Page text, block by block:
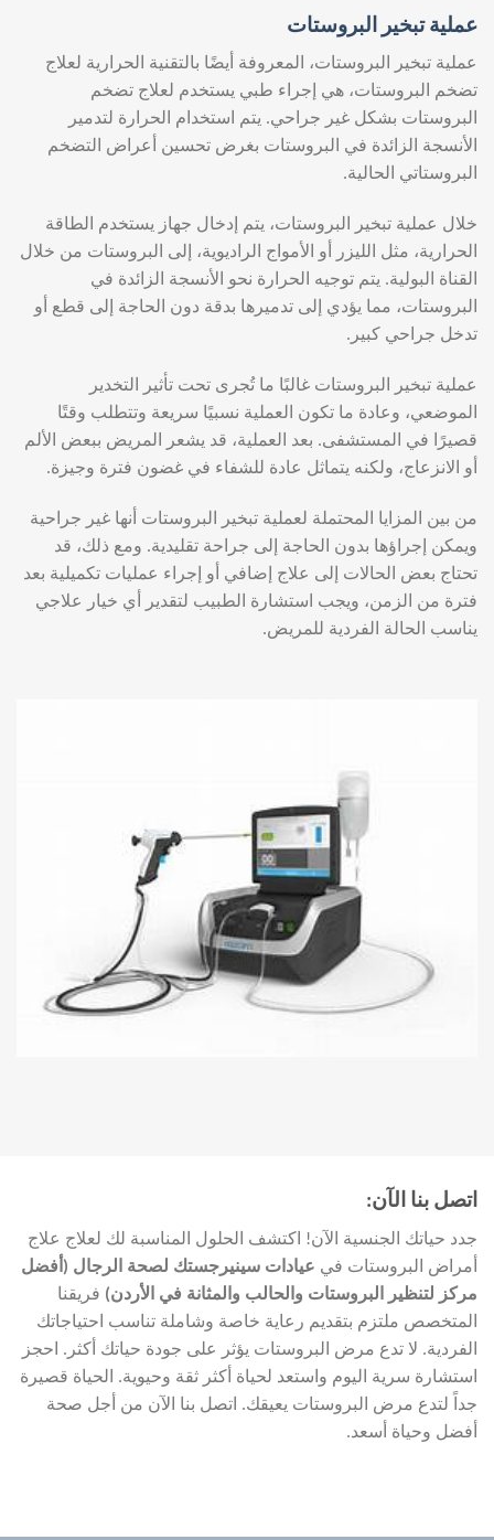
عملية تبخير البروستات
عملية تبخير البروستات، المعروفة أيضًا بالتقنية الحرارية لعلاج
تضخم البروستات، هي إجراء طبي يستخدم لعلاج تضخم
البروستات بشكل غير جراحي. يتم استخدام الحرارة لتدمير
الأنسجة الزائدة في البروستات بغرض تحسين أعراض التضخم
البروستاتي الحالية.
خلال عملية تبخير البروستات، يتم إدخال جهاز يستخدم الطاقة
الحرارية، مثل الليزر أو الأمواج الراديوية، إلى البروستات من خلال
القناة البولية. يتم توجيه الحرارة نحو الأنسجة الزائدة في
البروستات، مما يؤدي إلى تدميرها بدقة دون الحاجة إلى قطع أو
تدخل جراحي كبير.
عملية تبخير البروستات غالبًا ما تُجرى تحت تأثير التخدير
الموضعي، وعادة ما تكون العملية نسبيًا سريعة وتتطلب وقتًا
قصيرًا في المستشفى. بعد العملية، قد يشعر المريض ببعض الألم
أو الانزعاج، ولكنه يتماثل عادة للشفاء في غضون فترة وجيزة.
من بين المزايا المحتملة لعملية تبخير البروستات أنها غير جراحية
ويمكن إجراؤها بدون الحاجة إلى جراحة تقليدية. ومع ذلك، قد
تحتاج بعض الحالات إلى علاج إضافي أو إجراء عمليات تكميلية بعد
فترة من الزمن، ويجب استشارة الطبيب لتقدير أي خيار علاجي
يناسب الحالة الفردية للمريض.
اتصل بنا الآن:
جدد حياتك الجنسية الآن! اكتشف الحلول المناسبة لك لعلاج علاج
أمراض البروستات في عيادات سينيرجستك لصحة الرجال (أفضل
مركز لتنظير البروستات والحالب والمثانة في الأردن) فريقنا
المتخصص ملتزم بتقديم رعاية خاصة وشاملة تناسب احتياجاتك
الفردية. لا تدع مرض البروستات يؤثر على جودة حياتك أكثر. احجز
استشارة سرية اليوم واستعد لحياة أكثر ثقة وحيوية. الحياة قصيرة
جداً لتدع مرض البروستات يعيقك. اتصل بنا الآن من أجل صحة
أفضل وحياة أسعد.